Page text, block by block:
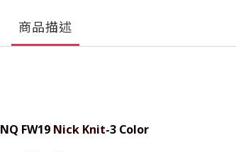
商品描述
FW19 Nick Knit-3 Color